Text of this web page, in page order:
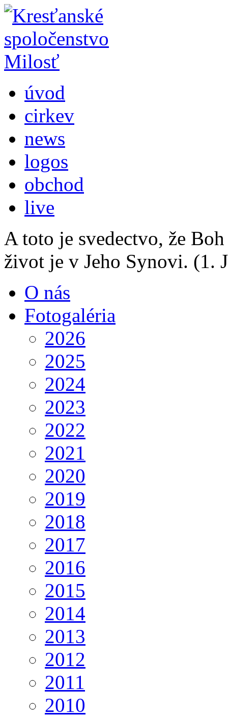
úvod
cirkev
news
logos
obchod
live
A toto je svedectvo, že
život je v Jeho Synovi. (1.
O nás
Fotogaléria
2026
2025
2024
2023
2022
2021
2020
2019
2018
2017
2016
2015
2014
2013
2012
2011
2010